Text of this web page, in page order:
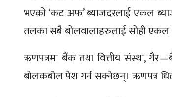
भएको ‘कट अफ’ ब्याजदरलाई एकल
तलका सबै बोलवालाहरुलाई सोही एकल
ऋणपत्रमा बैंक तथा वित्तीय संस्था,
बोलकबोल पेश गर्न सक्नेछन्। ऋणपत्र